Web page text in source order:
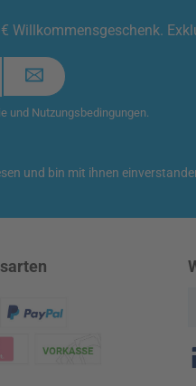
Willkommensgeschenk.
und Nutzungsbedingungen
und bin mit ihnen